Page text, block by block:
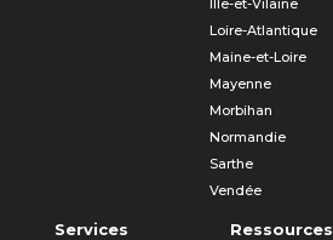
Ille-et-Vilaine
Loire-Atlantique
Maine-et-Loire
Mayenne
Morbihan
Normandie
Sarthe
Vendée
Services Ressources